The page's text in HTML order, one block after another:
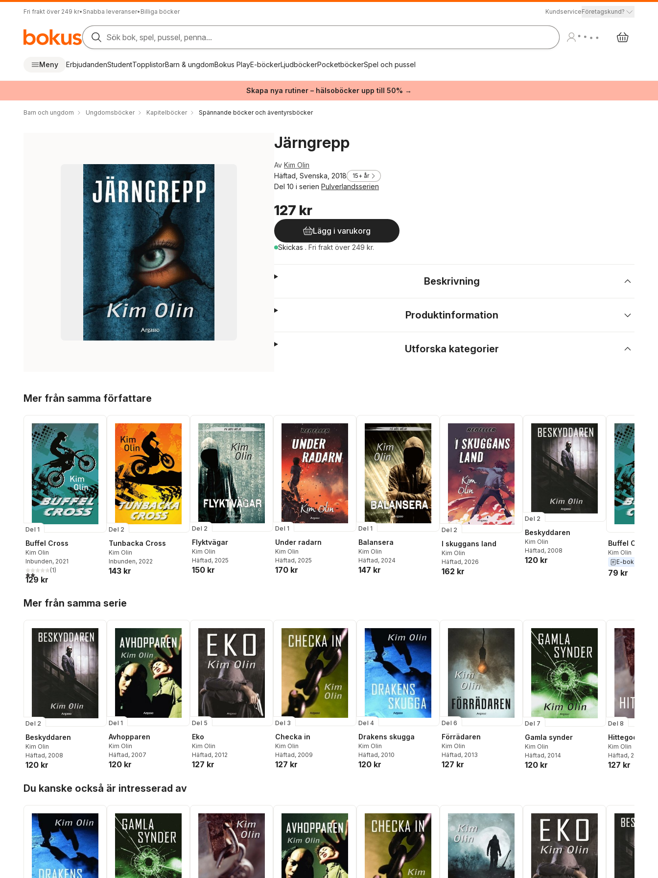
Fri frakt över 249 kr• Snabba leveranser• Billiga böcker KundserviceFöretagskund?
Sök bok, spel, pussel, penna...
Meny ErbjudandenStudentTopplistorBarn & ungdomBokus PlayE-böckerLjudböckerPocketböckerSpel och pussel
Skapa nya rutiner – hälsoböcker upp till 50% →
Barn och ungdom Ungdomsböcker Kapitelböcker Spännande böcker och äventyrsböcker
Järngrepp
Av Kim Olin
Häftad, Svenska, 2018
15+ år
Del 10 i serien Pulverlandsserien
127 kr
Lägg i varukorg
Skickas . Fri frakt över 249 kr.
Beskrivning
Produktinformation
Utforska kategorier
Mer från samma författare
Del 1
Buffel Cross
Kim Olin
Inbunden, 2021
2,0utav 5 stjärnor. Totalt antal röster:
(1)
129 kr
Del 2
Tunbacka Cross
Kim Olin
Inbunden, 2022
143 kr
Del 2
Flyktvägar
Kim Olin
Häftad, 2025
150 kr
Del 1
Under radarn
Kim Olin
Häftad, 2025
170 kr
Del 1
Balansera
Kim Olin
Häftad, 2024
147 kr
Del 2
I skuggans land
Kim Olin
Häftad, 2026
162 kr
Del 2
Beskyddaren
Kim Olin
Häftad, 2008
120 kr
Buffel Cross
Kim Olin
E-bok
79 kr
Mer från samma serie
Del 2
Beskyddaren
Kim Olin
Häftad, 2008
120 kr
Del 1
Avhopparen
Kim Olin
Häftad, 2007
120 kr
Del 5
Eko
Kim Olin
Häftad, 2012
127 kr
Del 3
Checka in
Kim Olin
Häftad, 2009
127 kr
Del 4
Drakens skugga
Kim Olin
Häftad, 2010
120 kr
Del 6
Förrädaren
Kim Olin
Häftad, 2013
127 kr
Del 7
Gamla synder
Kim Olin
Häftad, 2014
120 kr
Del 8
Hittegods
Kim Olin
Häftad, 2016
127 kr
Du kanske också är intresserad av